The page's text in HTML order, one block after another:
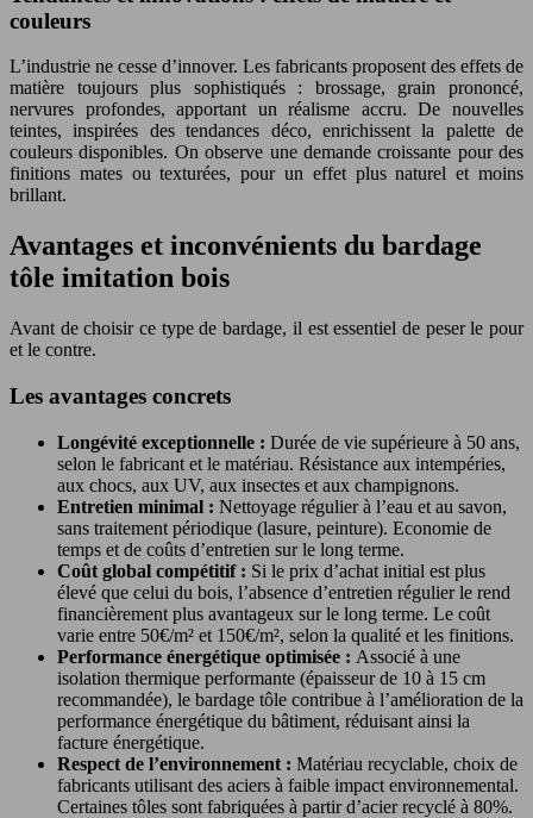
couleurs
L’industrie ne cesse d’innover. Les fabricants proposent des effets de
matière toujours plus sophistiqués : brossage, grain prononcé,
nervures profondes, apportant un réalisme accru. De nouvelles
teintes, inspirées des tendances déco, enrichissent la palette de
couleurs disponibles. On observe une demande croissante pour des
finitions mates ou texturées, pour un effet plus naturel et moins
brillant.
Avantages et inconvénients du bardage
tôle imitation bois
Avant de choisir ce type de bardage, il est essentiel de peser le pour
et le contre.
Les avantages concrets
Longévité exceptionnelle : Durée de vie supérieure à 50 ans,
selon le fabricant et le matériau. Résistance aux intempéries,
aux chocs, aux UV, aux insectes et aux champignons.
Entretien minimal : Nettoyage régulier à l’eau et au savon,
sans traitement périodique (lasure, peinture). Economie de
temps et de coûts d’entretien sur le long terme.
Coût global compétitif : Si le prix d’achat initial est plus
élevé que celui du bois, l’absence d’entretien régulier le rend
financièrement plus avantageux sur le long terme. Le coût
varie entre 50€/m² et 150€/m², selon la qualité et les finitions.
Performance énergétique optimisée : Associé à une
isolation thermique performante (épaisseur de 10 à 15 cm
recommandée), le bardage tôle contribue à l’amélioration de la
performance énergétique du bâtiment, réduisant ainsi la
facture énergétique.
Respect de l’environnement : Matériau recyclable, choix de
fabricants utilisant des aciers à faible impact environnemental.
Certaines tôles sont fabriquées à partir d’acier recyclé à 80%.